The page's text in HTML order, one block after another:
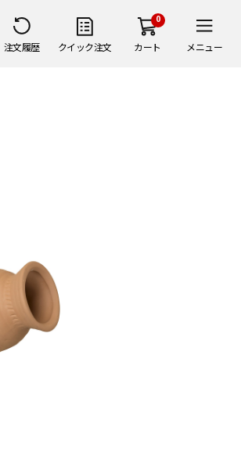
注文履歴 クイック注文
0
カート メニュー